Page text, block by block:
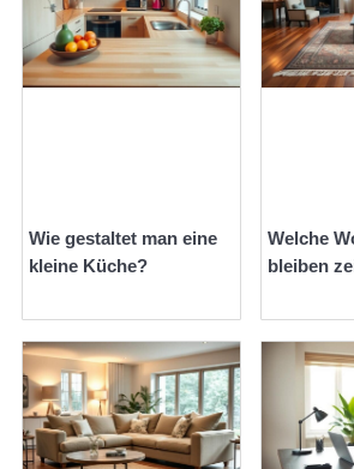
Wie gestaltet man eine
kleine Küche?
Welche
bleiben